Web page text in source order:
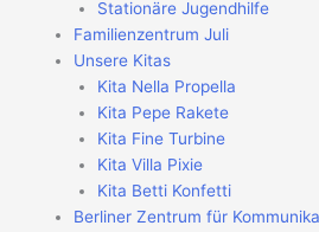
Stationäre Jugendhilfe
Familienzentrum Juli
Unsere Kitas
Kita Nella Propella
Kita Pepe Rakete
Kita Fine Turbine
Kita Villa Pixie
Kita Betti Konfetti
Berliner Zentrum für